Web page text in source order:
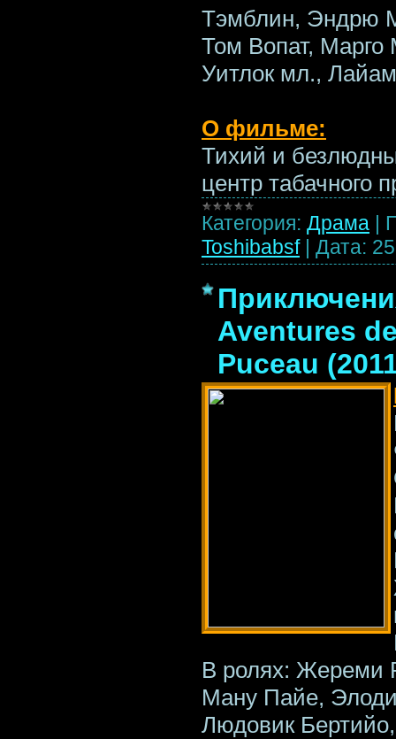
Тэмблин, Эндрю
Том Вопат,
Уитлок мл.,
О фильме:
Тихий и
центр табачного
Категория: Драма |
Toshibabsf | Дата:
Aventures
Puceau
В ролях: Жереми
Ману Пайе,
Людовик